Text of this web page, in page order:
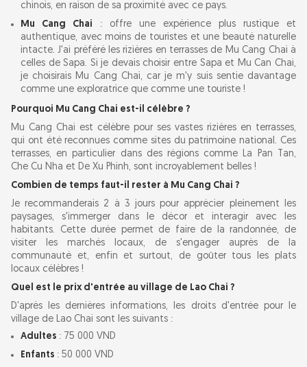
chinois, en raison de sa proximité avec ce pays.
Mu Cang Chai : offre une expérience plus rustique et
authentique, avec moins de touristes et une beauté naturelle
intacte. J'ai préféré les rizières en terrasses de Mu Cang Chai à
celles de Sapa. Si je devais choisir entre Sapa et Mu Can Chai,
je choisirais Mu Cang Chai, car je m'y suis sentie davantage
comme une exploratrice que comme une touriste !
Pourquoi Mu Cang Chai est-il célèbre ?
Mu Cang Chai est célèbre pour ses vastes rizières en terrasses,
qui ont été reconnues comme sites du patrimoine national. Ces
terrasses, en particulier dans des régions comme La Pan Tan,
Che Cu Nha et De Xu Phinh, sont incroyablement belles !
Combien de temps faut-il rester à Mu Cang Chai ?
Je recommanderais 2 à 3 jours pour apprécier pleinement les
paysages, s'immerger dans le décor et interagir avec les
habitants. Cette durée permet de faire de la randonnée, de
visiter les marchés locaux, de s'engager auprès de la
communauté et, enfin et surtout, de goûter tous les plats
locaux célèbres !
Quel est le prix d'entrée au village de Lao Chai ?
D'après les dernières informations, les droits d'entrée pour le
village de Lao Chai sont les suivants :
Adultes : 75 000 VND
Enfants : 50 000 VND